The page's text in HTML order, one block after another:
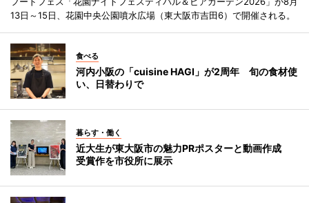
13日～15日、花園中央公園噴水広場（東大阪市吉田6）で開催される。
食べる
河内小阪の「cuisine HAGI」が2周年 旬の食材使
い、日替わりで
暮らす・働く
近大生が東大阪市の魅力PRポスターと動画作成
受賞作を市役所に展示